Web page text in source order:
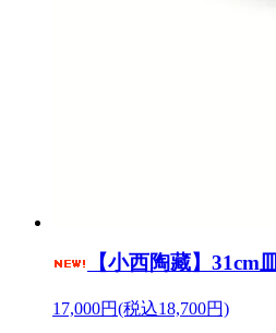
【小西陶藏】31cm皿
17,000円(税込18,700円)